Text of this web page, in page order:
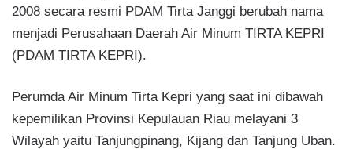
2008 secara resmi PDAM Tirta Janggi berubah nama
menjadi Perusahaan Daerah Air Minum TIRTA KEPRI
(PDAM TIRTA KEPRI).
Perumda Air Minum Tirta Kepri yang saat ini dibawah
kepemilikan Provinsi Kepulauan Riau melayani 3
Wilayah yaitu Tanjungpinang, Kijang dan Tanjung Uban.